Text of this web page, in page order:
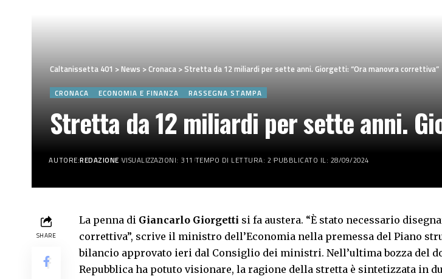
Caltanissetta 401 >News >Cronaca >Stretta da 12 miliardi per sette anni. Giorgetti: “Ora manovra correttiva”
CRONACA ECONOMIA E FINANZA RASSEGNA STAMPA
Stretta da 12 miliardi per sette anni.
AUTORE:REDAZIONE VISUALIZZAZIONI: 311 TEMPO DI LETTURA: 2 PUBBLICATO IL: 28/09/2024
SHARE
La penna di Giancarlo Giorgetti si fa austera. “È stato necessario
correttiva”, scrive il ministro dell’Economia nella premessa del Piano
bilancio approvato ieri dal Consiglio dei ministri. Nell’ultima bozza del
Repubblica ha potuto visionare, la ragione della stretta è sintetizzata in